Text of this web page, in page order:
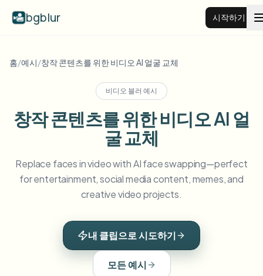
bgblur 시작하기
비디오 배경 블러
모든 예시 보기
예시 라이브러리 전체 탐색
얼굴 블러
번호판 블러
기능
Browse every blur tool in one place
학교 및 교육
캠퍼스 카메라, 강의, 지역 대량 개인정보 보호
홈/예시/창작 콘텐츠를 위한 비디오 AI 얼굴 교체
비디오 블러 예시
창작 콘텐츠를 위한 비디오 AI 얼
굴 교체
Replace faces in video with AI face swapping—perfect
for entertainment, social media content, memes, and
creative video projects.
내 클립으로 시도하기
모든 예시